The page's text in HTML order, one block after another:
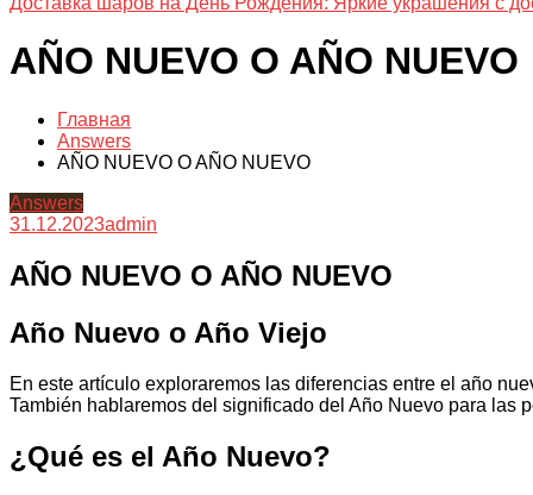
AÑO NUEVO O AÑO NUEVO
Главная
Answers
AÑO NUEVO O AÑO NUEVO
Answers
31.12.2023admin
AÑO NUEVO O AÑO NUEVO
Año Nuevo o Año Viejo
En este artículo exploraremos las diferencias entre el año
También hablaremos del significado del Año Nuevo para las
¿Qué es el Año Nuevo?